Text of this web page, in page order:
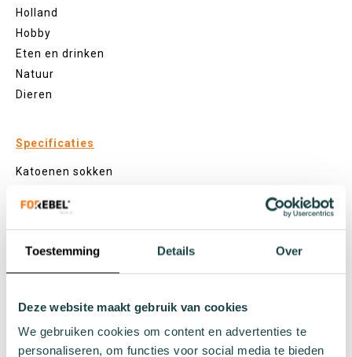
Toestemming Details Over
Deze website maakt gebruik van cookies
We gebruiken cookies om content en advertenties te
personaliseren, om functies voor social media te bieden
Holland
Hobby
Eten en drinken
Natuur
Dieren
Specificaties
Katoenen sokken
Gerecyclede sokken
Naadloze sokken
Patronen
Effen sokken
Sokken met print